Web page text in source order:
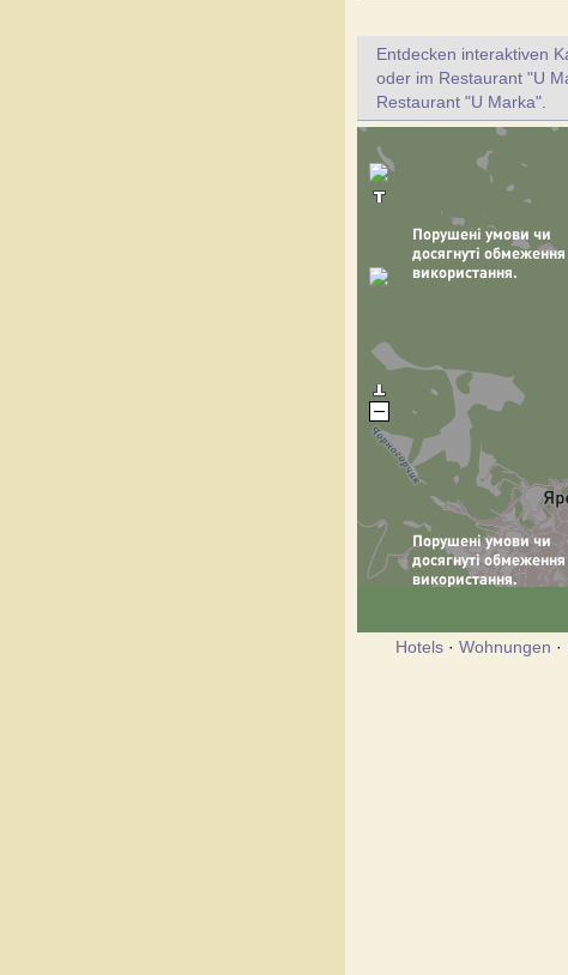
Entdecken interaktiven
oder im Restaurant "U
Restaurant "U Marka".
Hotels · Wohnungen ·